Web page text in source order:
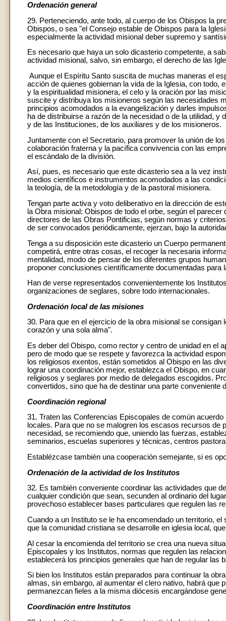
Ordenación general
29. Perteneciendo, ante todo, al cuerpo de los Obispos la
Obispos, o sea "el Consejo estable de Obispos para la
especialmente la actividad misional deber supremo y
Es necesario que haya un solo dicasterio competente, a
actividad misional, salvo, sin embargo, el derecho de las
Aunque el Espíritu Santo suscita de muchas maneras el
acción de quienes gobiernan la vida de la Iglesia, con
y la espiritualidad misionera, el celo y la oración por las
suscite y distribuya los misioneros según las necesidades
principios acomodados a la evangelización y darles
ha de distribuirse a razón de la necesidad o de la utilidad,
y de las Instituciones, de los auxiliares y de los misioneros.
Juntamente con el Secretario, para promover la unión de
colaboración fraterna y la pacífica convivencia con las
el escándalo de la división.
Así, pues, es necesario que este dicasterio sea a la vez
medios científicos e instrumentos acomodados a las
la teología, de la metodología y de la pastoral misionera.
Tengan parte activa y voto deliberativo en la dirección de
la Obra misional: Obispos de todo el orbe, según el
directores de las Obras Pontificias, según normas y
de ser convocados periódicamente, ejerzan, bajo la
Tenga a su disposición este dicasterio un Cuerpo
competirá, entre otras cosas, el recoger la necesaria
mentalidad, modo de pensar de los diferentes grupos
proponer conclusiones científicamente documentadas para
Han de verse representados convenientemente los
organizaciones de seglares, sobre todo internacionales.
Ordenación local de las misiones
30. Para que en el ejercicio de la obra misional se
corazón y una sola alma".
Es deber del Obispo, como rector y centro de unidad en el
pero de modo que se respete y favorezca la actividad
los religiosos exentos, están sometidos al Obispo en las
lograr una coordinación mejor, establezca el Obispo, en
religiosos y seglares por medio de delegados escogidos.
convertidos, sino que ha de destinar una parte
Coordinación regional
31. Traten las Conferencias Episcopales de común
locales. Para que no se malogren los escasos recursos
necesidad, se recomiendo que, uniendo las fuerzas,
seminarios, escuelas superiores y técnicas, centros
Establézcase también una cooperación semejante, si es
Ordenación de la actividad de los Institutos
32. Es también conveniente coordinar las actividades que
cualquier condición que sean, secunden al ordinario del
provechoso establecer bases particulares que regulen las
Cuando a un Instituto se le ha encomendado un territorio,
que la comunidad cristiana se desarrolle en iglesia local,
Al cesar la encomienda del territorio se crea una nueva
Episcopales y los Institutos, normas que regulen las
establecerá los principios generales que han de regular las
Si bien los Institutos están preparados para continuar la
almas, sin embargo, al aumentar el clero nativo, habrá
permanezcan fieles a la misma diócesis encargándose
Coordinación entre Institutos